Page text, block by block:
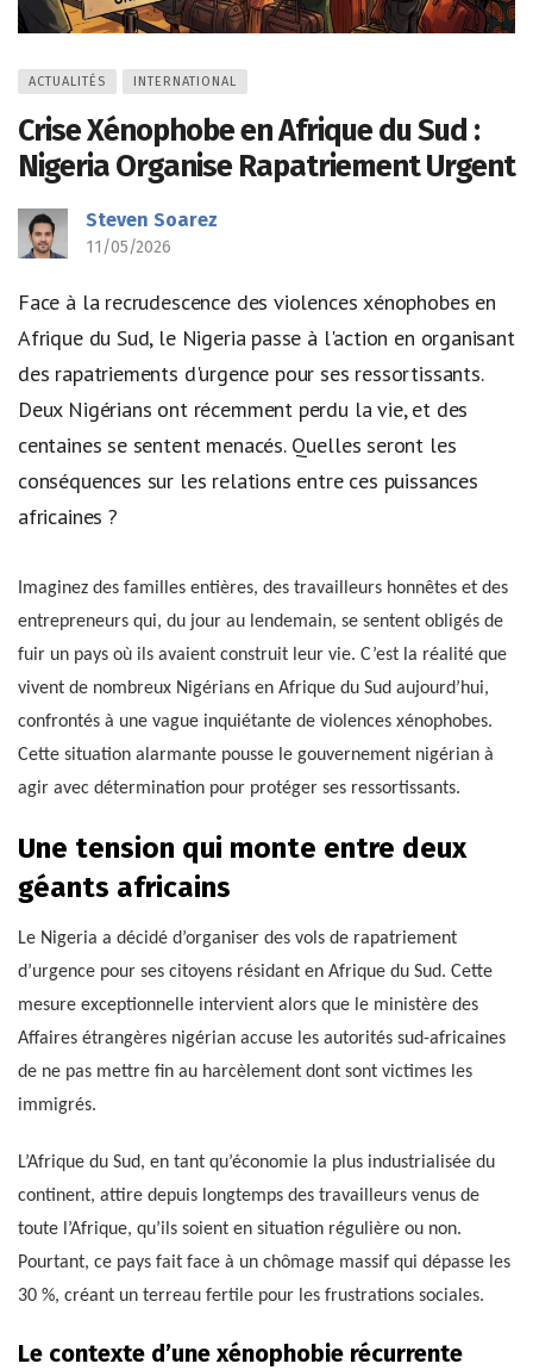
ACTUALITÉS INTERNATIONAL
Crise Xénophobe en Afrique du Sud :
Nigeria Organise Rapatriement Urgent
Steven Soarez
11/05/2026
Face à la recrudescence des violences xénophobes en
Afrique du Sud, le Nigeria passe à l'action en organisant
des rapatriements d'urgence pour ses ressortissants.
Deux Nigérians ont récemment perdu la vie, et des
centaines se sentent menacés. Quelles seront les
conséquences sur les relations entre ces puissances
africaines ?
Imaginez des familles entières, des travailleurs honnêtes et des
entrepreneurs qui, du jour au lendemain, se sentent obligés de
fuir un pays où ils avaient construit leur vie. C’est la réalité que
vivent de nombreux Nigérians en Afrique du Sud aujourd’hui,
confrontés à une vague inquiétante de violences xénophobes.
Cette situation alarmante pousse le gouvernement nigérian à
agir avec détermination pour protéger ses ressortissants.
Une tension qui monte entre deux
géants africains
Le Nigeria a décidé d’organiser des vols de rapatriement
d’urgence pour ses citoyens résidant en Afrique du Sud. Cette
mesure exceptionnelle intervient alors que le ministère des
Affaires étrangères nigérian accuse les autorités sud-africaines
de ne pas mettre fin au harcèlement dont sont victimes les
immigrés.
L’Afrique du Sud, en tant qu’économie la plus industrialisée du
continent, attire depuis longtemps des travailleurs venus de
toute l’Afrique, qu’ils soient en situation régulière ou non.
Pourtant, ce pays fait face à un chômage massif qui dépasse les
30 %, créant un terreau fertile pour les frustrations sociales.
Le contexte d’une xénophobie récurrente